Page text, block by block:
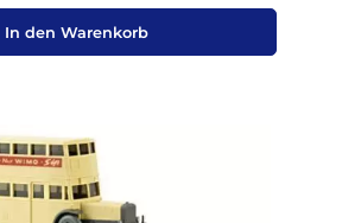
In den Warenkorb